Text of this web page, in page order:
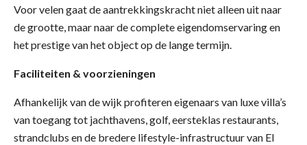
Voor velen gaat de aantrekkingskracht niet alleen uit naar
de grootte, maar naar de complete eigendomservaring en
het prestige van het object op de lange termijn.
Faciliteiten & voorzieningen
Afhankelijk van de wijk profiteren eigenaars van luxe villa’s
van toegang tot jachthavens, golf, eersteklas restaurants,
strandclubs en de bredere lifestyle-infrastructuur van El